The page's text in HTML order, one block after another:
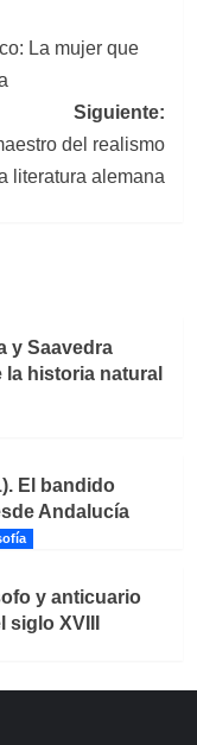
La mujer que
Siguiente:
del realismo
literatura alemana
y Saavedra
la historia natural
El bandido
Andalucía
y anticuario
XVIII